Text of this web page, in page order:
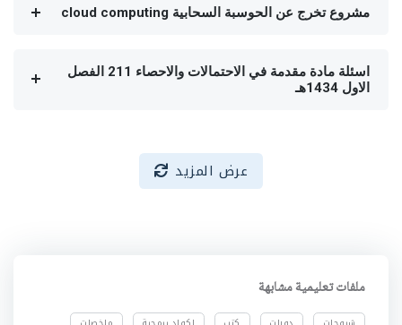
مشروع تخرج عن الحوسبة السحابية cloud computing
اسئلة مادة مقدمة في الاحتمالات والاحصاء 211 الفصل
الاول 1434هـ
عرض المزيد
ملفات تعليمية مشابهة